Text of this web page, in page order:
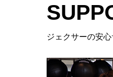
ジェクサーの安心